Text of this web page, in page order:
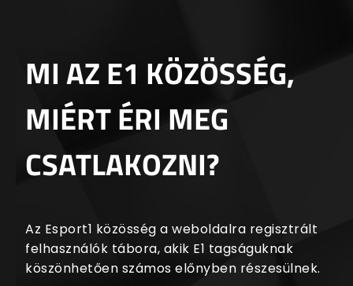
MI AZ E1 KÖZÖSSÉG,
MIÉRT ÉRI MEG
CSATLAKOZNI?
Az Esport1 közösség a weboldalra regisztrált
felhasználók tábora, akik E1 tagságuknak
köszönhetően számos előnyben részesülnek.